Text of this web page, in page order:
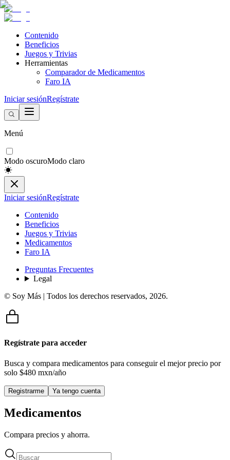
Contenido
Beneficios
Juegos y Trivias
Herramientas
Comparador de Medicamentos
Faro IA
Iniciar sesiónRegístrate
Menú
Modo oscuroModo claro
Iniciar sesiónRegístrate
Contenido
Beneficios
Juegos y Trivias
Medicamentos
Faro IA
Preguntas Frecuentes
Legal
© Soy Más | Todos los derechos reservados, 2026.
Regístrate para acceder
Busca y compara medicamentos para conseguir el mejor precio por
solo $480 mxn/año
Registrarme Ya tengo cuenta
Medicamentos
Compara precios y ahorra.